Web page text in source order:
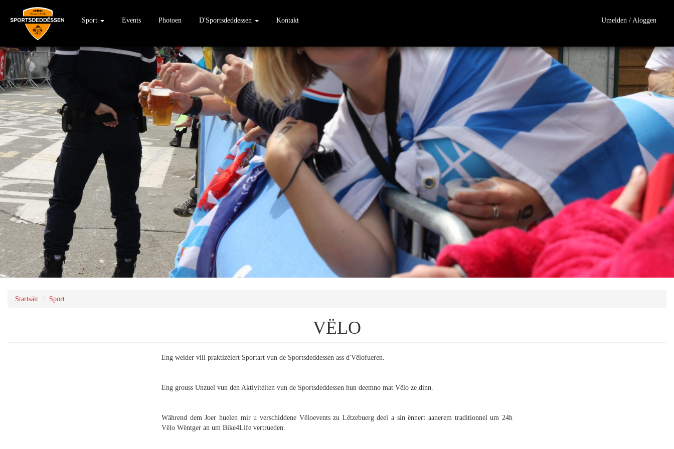
zum
Inhalt
Sport Events Photoen D'Sportsdeddessen Kontakt Umelden / Aloggen
Startsäit Sport
VËLO
Eng weider vill praktizéiert Sportart vun de Sportsdeddessen ass d'Vëlofueren.
Eng grouss Unzuel vun den Aktivitéiten vun de Sportsdeddessen hun deemno mat Vëlo ze dinn.
Während dem Joer huelen mir u verschiddene Vëloevents zu Lëtzebuerg deel a sin ënnert aanerem traditionnel um 24h
Vëlo Wëntger an um Bike4Life vertrueden.